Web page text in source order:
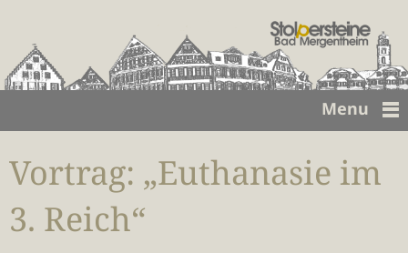
Menu
Vortrag: „Euthanasie im
3. Reich“